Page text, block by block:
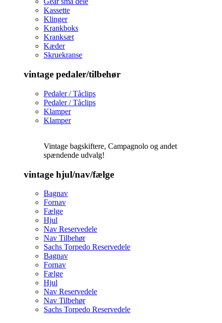
Kassette
Klinger
Krankboks
Kranksæt
Kæder
Skruekranse
vintage pedaler/tilbehør
Pedaler / Tåclips
Pedaler / Tåclips
Klamper
Klamper
Vintage bagskiftere, Campagnolo og andet
spændende udvalg!
vintage hjul/nav/fælge
Bagnav
Fornav
Fælge
Hjul
Nav Reservedele
Nav Tilbehør
Sachs Torpedo Reservedele
Bagnav
Fornav
Fælge
Hjul
Nav Reservedele
Nav Tilbehør
Sachs Torpedo Reservedele